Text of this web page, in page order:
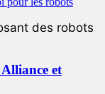
des robots
et